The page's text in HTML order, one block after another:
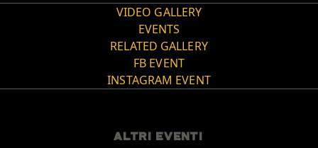
VIDEO GALLERY
EVENTS
RELATED GALLERY
FB EVENT
INSTAGRAM EVENT
ALTRI EVENTI